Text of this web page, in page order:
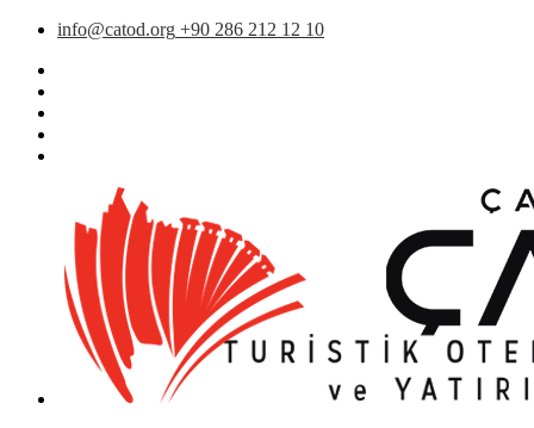
info@catod.org +90 286 212 12 10